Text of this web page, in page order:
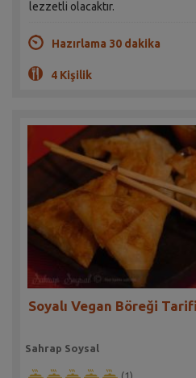
lezzetli olacaktır.
Hazırlama 30 dakika
4 Kişilik
Soyalı Vegan Böreği Tarifi
Sahrap Soysal